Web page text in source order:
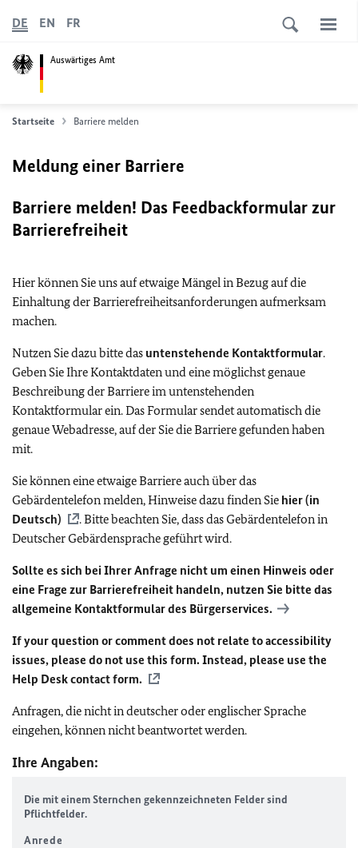
Auswärtiges Amt
DE EN FR
Startseite Barriere melden
Meldung einer Barriere
Barriere melden! Das Feedbackformular zur
Barrierefreiheit
Hier können Sie uns auf etwaige Mängel in Bezug auf die
Einhaltung der Barrierefreiheitsanforderungen aufmerksam
machen.
Nutzen Sie dazu bitte das untenstehende Kontaktformular.
Geben Sie Ihre Kontaktdaten und eine möglichst genaue
Beschreibung der Barriere im untenstehenden
Kontaktformular ein. Das Formular sendet automatisch die
genaue Webadresse, auf der Sie die Barriere gefunden haben
mit.
Sie können eine etwaige Barriere auch über das
Gebärdentelefon melden, Hinweise dazu finden Sie hier (in
Deutsch)
. Bitte beachten Sie, dass das Gebärdentelefon in
Deutscher Gebärdensprache geführt wird.
Sollte es sich bei Ihrer Anfrage nicht um einen Hinweis oder
eine Frage zur Barrierefreiheit handeln, nutzen Sie bitte das
allgemeine Kontaktformular des Bürgerservices.
If your question or comment does not relate to accessibility
issues, please do not use this form. Instead, please use the
Help Desk contact form.
Anfragen, die nicht in deutscher oder englischer Sprache
eingehen, können nicht beantwortet werden.
Ihre Angaben:
Die mit einem Sternchen gekennzeichneten Felder sind
Pflichtfelder.
Anrede